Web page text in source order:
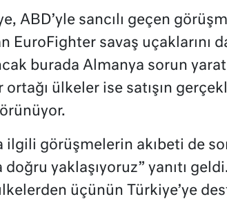
ABD’yle sancılı geçen
EuroFighter savaş uçaklarını
burada Almanya sorun
ortağı ülkeler ise satışın
ilgili görüşmelerin akıbeti de
yaklaşıyoruz” yanıtı
üçünün Türkiye’ye